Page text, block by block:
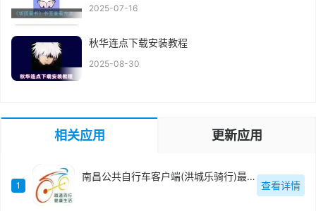
2025-07-16
秋华连点下载安装教程
2025-08-30
相关应用 更新应用
1
南昌公共自行车客户端(洪城乐骑行)最新版
查看详情